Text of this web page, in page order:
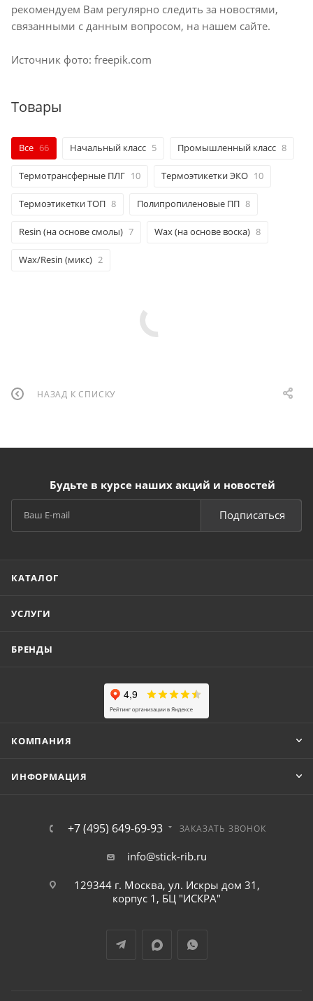
рекомендуем Вам регулярно следить за новостями,
связанными с данным вопросом, на нашем сайте.
Источник фото: freepik.com
Товары
Все 66 Начальный класс 5 Промышленный класс 8
Термотрансферные ПЛГ 10 Термоэтикетки ЭКО 10
Термоэтикетки ТОП 8 Полипропиленовые ПП 8
Resin (на основе смолы) 7 Wax (на основе воска) 8
Wax/Resin (микс) 2
НАЗАД К СПИСКУ
Будьте в курсе наших акций и новостей
Подписаться
КАТАЛОГ
УСЛУГИ
БРЕНДЫ
КОМПАНИЯ
ИНФОРМАЦИЯ
+7 (495) 649-69-93 ЗАКАЗАТЬ ЗВОНОК
info@stick-rib.ru
129344 г. Москва, ул. Искры дом 31,
корпус 1, БЦ "ИСКРА"